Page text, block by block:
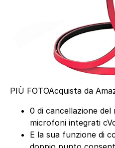
PIÙ FOTOAcquista da
0 di cancellazione del
microfoni integrati
E la sua funzione di